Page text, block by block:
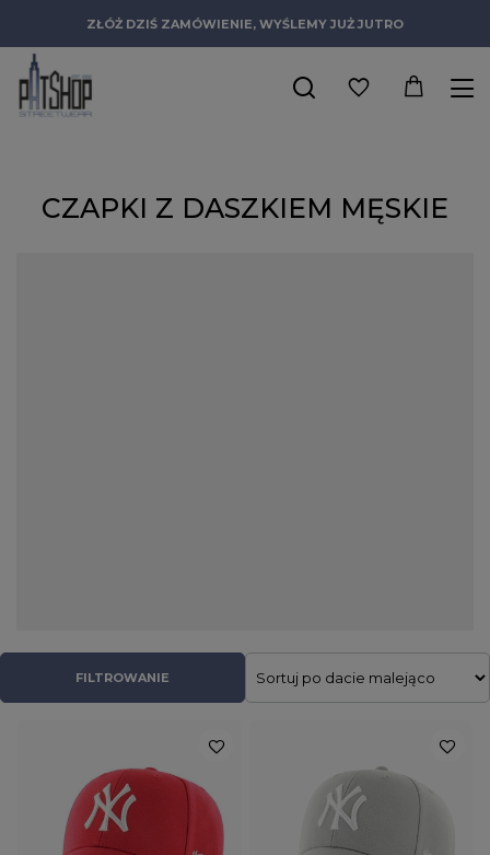
ZŁÓŻ DZIŚ ZAMÓWIENIE, WYŚLEMY JUŻ JUTRO
CZAPKI Z DASZKIEM MĘSKIE
FILTROWANIE